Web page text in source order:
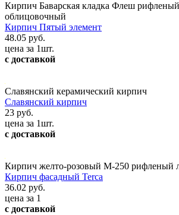
Кирпич Баварская кладка Флеш
облицовочный
Кирпич Пятый элемент
48.05 руб.
цена за 1шт.
с доставкой
Славянский керамический кирпич
Славянский кирпич
23 руб.
цена за 1шт.
с доставкой
Кирпич желто-розовый М-250 рифленый
Кирпич фасадный Terca
36.02 руб.
цена за 1
с доставкой